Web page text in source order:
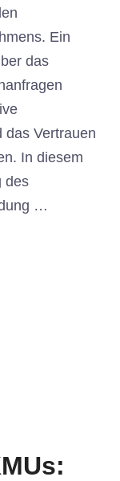
Ein
das
das Vertrauen
In diesem
des
…